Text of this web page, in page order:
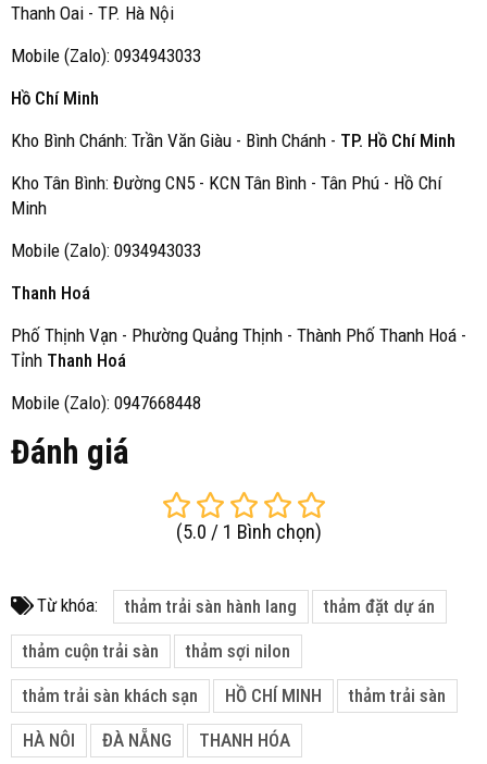
Thanh Oai - TP. Hà Nội
Mobile (Zalo): 0934943033
Hồ Chí Minh
Kho Bình Chánh: Trần Văn Giàu - Bình Chánh - TP. Hồ Chí Minh
Kho Tân Bình: Đường CN5 - KCN Tân Bình - Tân Phú - Hồ Chí
Minh
Mobile (Zalo): 0934943033
Thanh Hoá
Phố Thịnh Vạn - Phường Quảng Thịnh - Thành Phố Thanh Hoá -
Tỉnh Thanh Hoá
Mobile (Zalo): 0947668448
Đánh giá
(5.0 / 1 Bình chọn)
Từ khóa: thảm trải sàn hành lang thảm đặt dự án
thảm cuộn trải sàn thảm sợi nilon
thảm trải sàn khách sạn HỒ CHÍ MINH thảm trải sàn
HÀ NÔI ĐÀ NẴNG THANH HÓA